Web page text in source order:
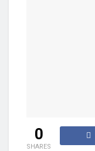
0
SHARES